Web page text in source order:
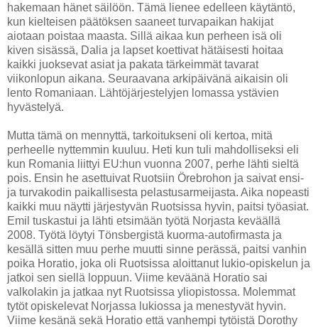
hakemaan hänet säilöön. Tämä lienee edelleen käytäntö,
kun kielteisen päätöksen saaneet turvapaikan hakijat
aiotaan poistaa maasta. Sillä aikaa kun perheen isä oli
kiven sisässä, Dalia ja lapset koettivat hätäisesti hoitaa
kaikki juoksevat asiat ja pakata tärkeimmät tavarat
viikonlopun aikana. Seuraavana arkipäivänä aikaisin oli
lento Romaniaan. Lähtöjärjestelyjen lomassa ystävien
hyvästelyä.
Mutta tämä on mennyttä, tarkoitukseni oli kertoa, mitä
perheelle nyttemmin kuuluu. Heti kun tuli mahdolliseksi eli
kun Romania liittyi EU:hun vuonna 2007, perhe lähti sieltä
pois. Ensin he asettuivat Ruotsiin Örebrohon ja saivat ensi-
ja turvakodin paikallisesta pelastusarmeijasta. Aika nopeasti
kaikki muu näytti järjestyvän Ruotsissa hyvin, paitsi työasiat.
Emil tuskastui ja lähti etsimään työtä Norjasta keväällä
2008. Työtä löytyi Tönsbergistä kuorma-autofirmasta ja
kesällä sitten muu perhe muutti sinne perässä, paitsi vanhin
poika Horatio, joka oli Ruotsissa aloittanut lukio-opiskelun ja
jatkoi sen siellä loppuun. Viime keväänä Horatio sai
valkolakin ja jatkaa nyt Ruotsissa yliopistossa. Molemmat
tytöt opiskelevat Norjassa lukiossa ja menestyvät hyvin.
Viime kesänä sekä Horatio että vanhempi tytöistä Dorothy